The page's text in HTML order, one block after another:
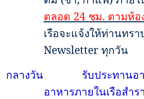
ตลอด 24 ชม. ตามห้อ
เรือจะแจ้งให้ท่านทร
Newsletter ทุกวัน
กลางวัน
รับประทาน
อาหารภายในเรือสำ